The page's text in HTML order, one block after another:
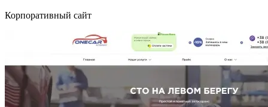
Корпоративный сайт